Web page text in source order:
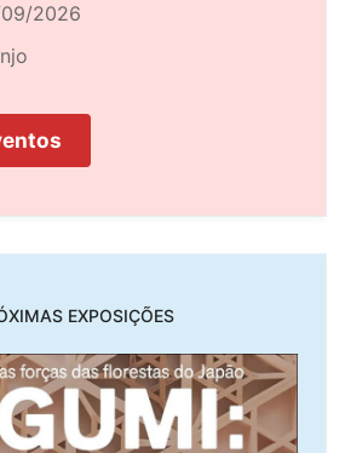
2026
EXPOSIÇÕES